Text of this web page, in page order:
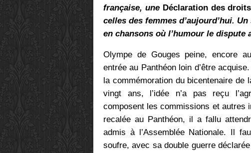
française, une Déclaration des
celles des femmes d’aujourd’hui.
en chansons où l’humour le dispute
Olympe de Gouges peine, encore
entrée au Panthéon loin d’être
la commémoration du bicentenaire
vingt ans, l’idée n’a pas reçu
composent les commissions et autres
recalée au Panthéon, il a fallu
admis à l’Assemblée Nationale. Il
soufre, avec sa double guerre